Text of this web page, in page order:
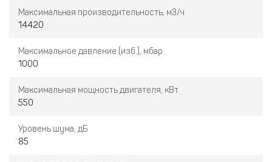
Максимальная производительность, м3/ч
14420
Максимальное давление (изб.), мбар
1000
Максимальная мощность двигателя, кВт
550
Уровень шума, дБ
85